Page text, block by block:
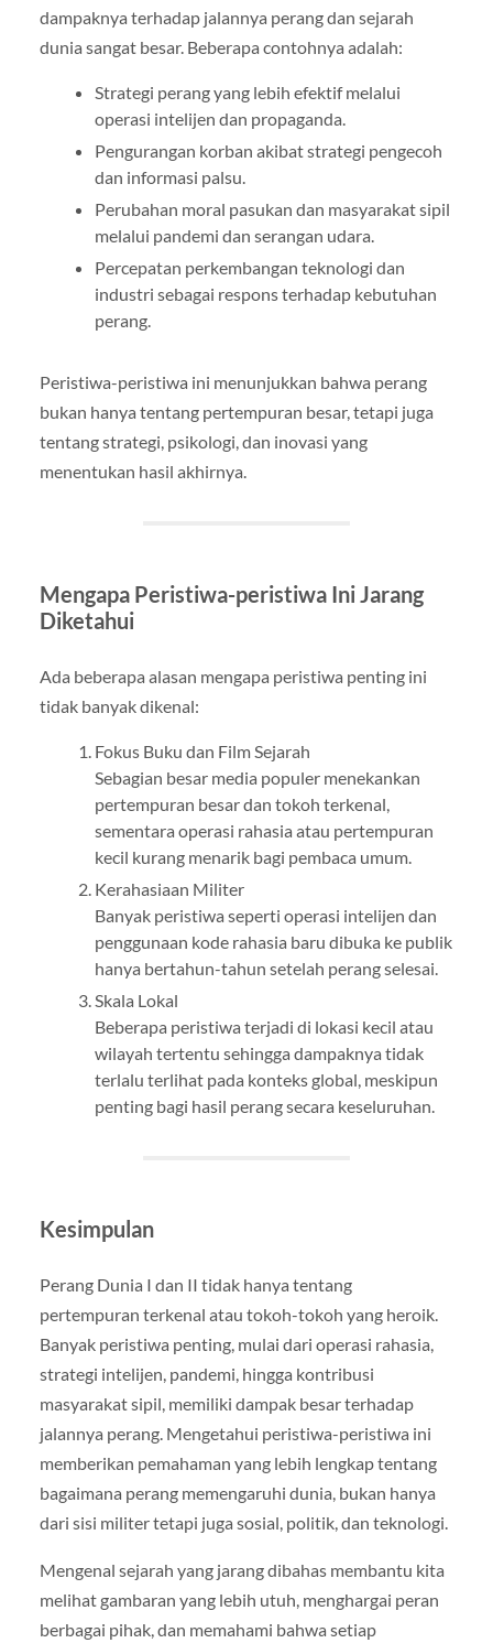
dampaknya terhadap jalannya perang dan sejarah
dunia sangat besar. Beberapa contohnya adalah:
Strategi perang yang lebih efektif melalui
operasi intelijen dan propaganda.
Pengurangan korban akibat strategi pengecoh
dan informasi palsu.
Perubahan moral pasukan dan masyarakat sipil
melalui pandemi dan serangan udara.
Percepatan perkembangan teknologi dan
industri sebagai respons terhadap kebutuhan
perang.
Peristiwa-peristiwa ini menunjukkan bahwa perang
bukan hanya tentang pertempuran besar, tetapi juga
tentang strategi, psikologi, dan inovasi yang
menentukan hasil akhirnya.
Mengapa Peristiwa-peristiwa Ini Jarang
Diketahui
Ada beberapa alasan mengapa peristiwa penting ini
tidak banyak dikenal:
Fokus Buku dan Film Sejarah
Sebagian besar media populer menekankan
pertempuran besar dan tokoh terkenal,
sementara operasi rahasia atau pertempuran
kecil kurang menarik bagi pembaca umum.
Kerahasiaan Militer
Banyak peristiwa seperti operasi intelijen dan
penggunaan kode rahasia baru dibuka ke publik
hanya bertahun-tahun setelah perang selesai.
Skala Lokal
Beberapa peristiwa terjadi di lokasi kecil atau
wilayah tertentu sehingga dampaknya tidak
terlalu terlihat pada konteks global, meskipun
penting bagi hasil perang secara keseluruhan.
Kesimpulan
Perang Dunia I dan II tidak hanya tentang
pertempuran terkenal atau tokoh-tokoh yang heroik.
Banyak peristiwa penting, mulai dari operasi rahasia,
strategi intelijen, pandemi, hingga kontribusi
masyarakat sipil, memiliki dampak besar terhadap
jalannya perang. Mengetahui peristiwa-peristiwa ini
memberikan pemahaman yang lebih lengkap tentang
bagaimana perang memengaruhi dunia, bukan hanya
dari sisi militer tetapi juga sosial, politik, dan teknologi.
Mengenal sejarah yang jarang dibahas membantu kita
melihat gambaran yang lebih utuh, menghargai peran
berbagai pihak, dan memahami bahwa setiap